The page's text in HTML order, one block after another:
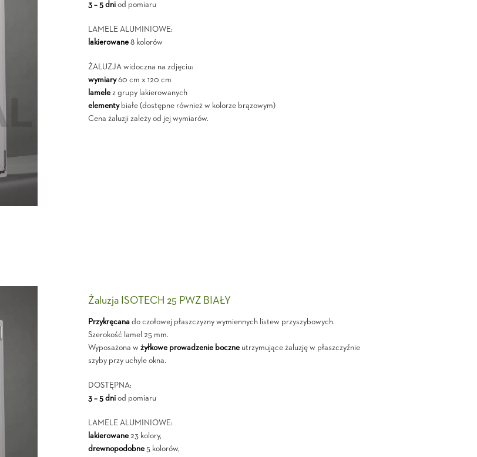
3 – 5 dni od pomiaru
LAMELE ALUMINIOWE:
lakierowane 8 kolorów
ŻALUZJA widoczna na zdjęciu:
wymiary60 cm x 120 cm
lamele z grupy lakierowanych
elementybiałe (dostępne również w kolorze brązowym)
Cena żaluzji zależy od jej wymiarów.
Żaluzja ISOTECH 25 PWZ BIAŁY
Przykręcana do czołowej płaszczyzny wymiennych listew przyszybowych.
Szerokość lamel 25 mm.
Wyposażona wżyłkowe prowadzenie boczne utrzymujące żaluzję w płaszczyźnie
szyby przy uchyle okna.
DOSTĘPNA:
3 – 5 dni od pomiaru
LAMELE ALUMINIOWE:
lakierowane 23 kolory,
drewnopodobne 5 kolorów,